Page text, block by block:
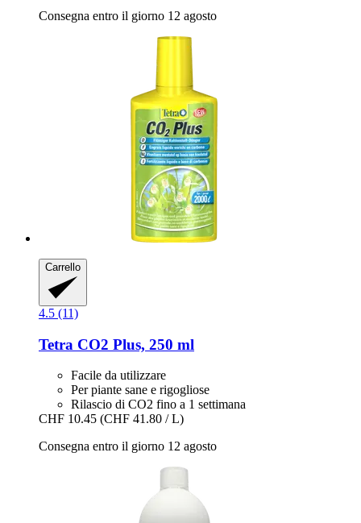
Consegna entro il giorno 12 agosto
Carrello
4.5 (11)
Tetra CO2 Plus, 250 ml
Facile da utilizzare
Per piante sane e rigogliose
Rilascio di CO2 fino a 1 settimana
CHF 10.45 (CHF 41.80 / L)
Consegna entro il giorno 12 agosto